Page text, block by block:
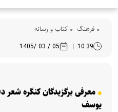
فرهنگ‌ کتاب و رسانه
10:39
05 / 03 /1405
معرفی برگزیدگان کنگره شعر
یوسف